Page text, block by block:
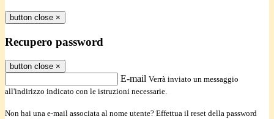
button close ×
Recupero password
button close ×
E-mail Verrà inviato un messaggio
all'indirizzo indicato con le istruzioni necessarie.
Non hai una e-mail associata al nome utente? Effettua il reset della password